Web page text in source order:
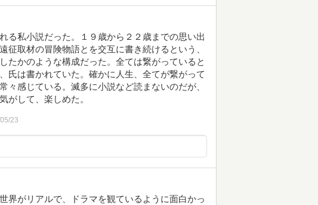
る私小説だった。１９歳から２２歳までの思い出
征取材の冒険物語とを交互に書き続けるという、
たかのような構成だった。全ては繋がっていると
氏は書かれていた。確かに人生、全てが繋がって
々感じている。滅多に小説など読まないのだが、
がして、楽しめた。
23
界がリアルで、ドラマを観ているように面白かっ